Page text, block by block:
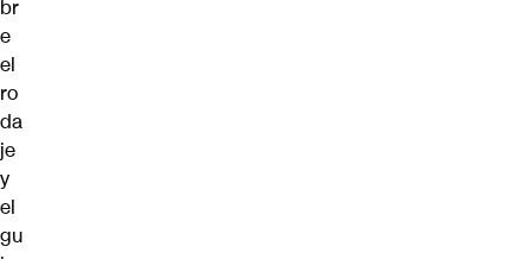
br
e
el
ro
da
je
y
el
gu